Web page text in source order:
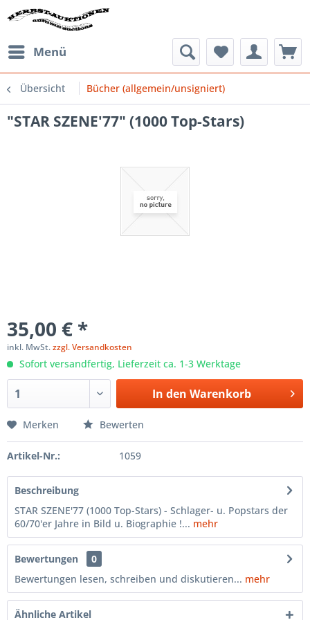
Menü
Übersicht Bücher (allgemein/unsigniert)
"STAR SZENE'77" (1000 Top-Stars)
35,00 € *
inkl. MwSt.zzgl. Versandkosten
Sofort versandfertig, Lieferzeit ca. 1-3 Werktage
In den Warenkorb
Merken Bewerten
Artikel-Nr.: 1059
Beschreibung
STAR SZENE'77 (1000 Top-Stars) - Schlager- u. Popstars der
60/70'er Jahre in Bild u. Biographie !... mehr
Bewertungen
0
Bewertungen lesen, schreiben und diskutieren... mehr
Ähnliche Artikel